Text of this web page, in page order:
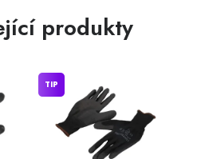
produkty
TIP